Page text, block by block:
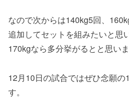
なので次からは140kg5回、
追加してセットを組みたいと思
170kgなら多分挙がるとと思いま
12月10日の試合ではぜひ念願
す。